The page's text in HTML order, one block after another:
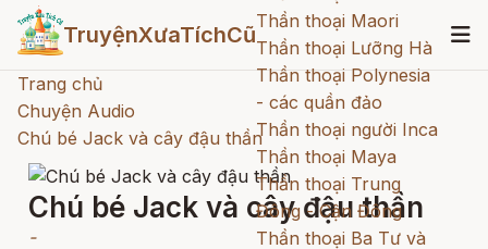
TruyệnXưaTíchCũ
Thần thoại Maori
Thần thoại Lưỡng Hà
Thần thoại Polynesia
- các quần đảo
Thần thoại người Inca
Thần thoại Maya
Thần thoại Trung
Đông - Cận Đông
Thần thoại Ba Tư và
Trang chủ
Chuyện Audio
Chú bé Jack và cây đậu thần
Chú bé Jack và cây đậu thần
-